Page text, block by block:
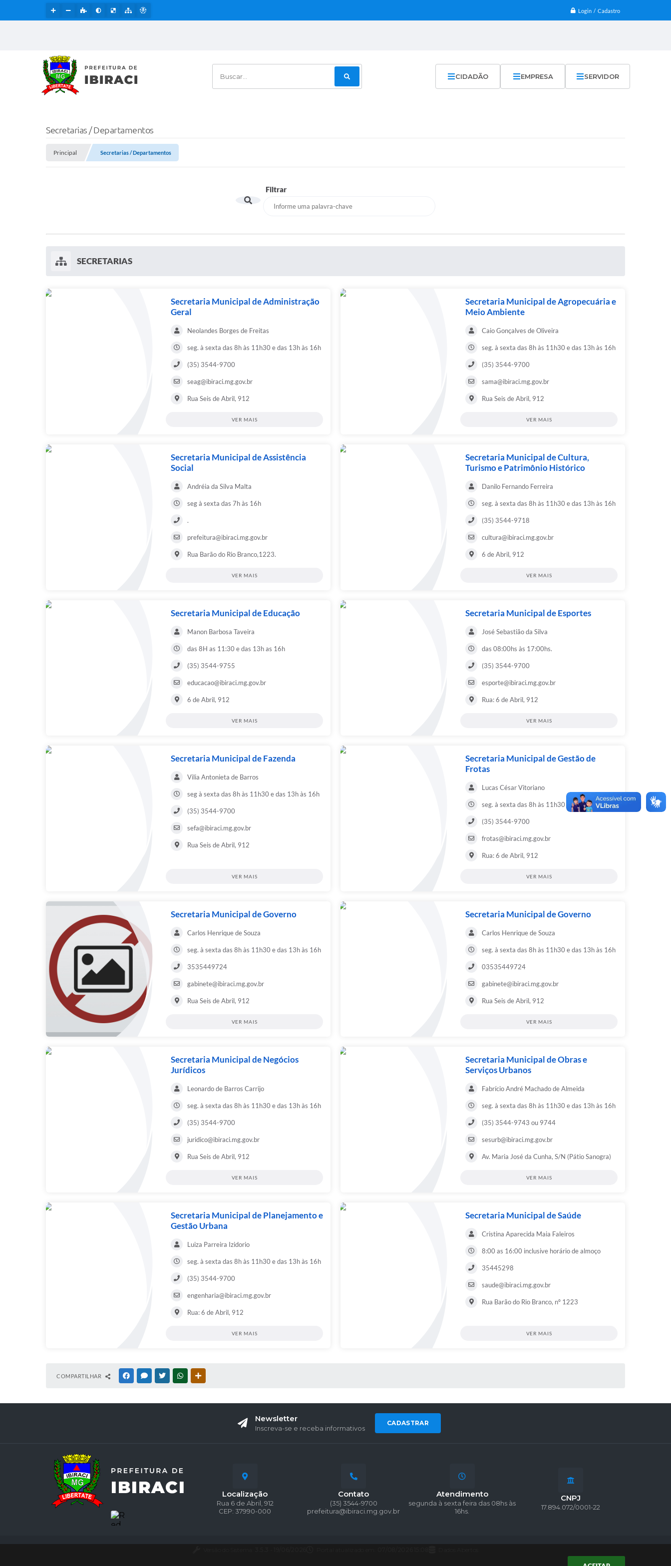
Login / Cadastro
Buscar... CIDADÃO EMPRESA SERVIDOR
Secretarias / Departamentos
Principal Secretarias / Departamentos
Filtrar
SECRETARIAS
Secretaria Municipal de Administração
Geral
Neolandes Borges de Freitas
seg. à sexta das 8h às 11h30 e das 13h às 16h
(35) 3544-9700
seag@ibiraci.mg.gov.br
Rua Seis de Abril, 912
VER MAIS
Secretaria Municipal de Agropecuária e
Meio Ambiente
Caio Gonçalves de Oliveira
seg. à sexta das 8h às 11h30 e das 13h às 16h
(35) 3544-9700
sama@ibiraci.mg.gov.br
Rua Seis de Abril, 912
VER MAIS
Secretaria Municipal de Assistência
Social
Andréia da Silva Malta
seg à sexta das 7h às 16h
.
prefeitura@ibiraci.mg.gov.br
Rua Barão do Rio Branco,1223.
VER MAIS
Secretaria Municipal de Cultura,
Turismo e Patrimônio Histórico
Danilo Fernando Ferreira
seg. à sexta das 8h às 11h30 e das 13h às 16h
(35) 3544-9718
cultura@ibiraci.mg.gov.br
6 de Abril, 912
VER MAIS
Secretaria Municipal de Educação
Manon Barbosa Taveira
das 8H as 11:30 e das 13h as 16h
(35) 3544-9755
educacao@ibiraci.mg.gov.br
6 de Abril, 912
VER MAIS
Secretaria Municipal de Esportes
José Sebastião da Silva
das 08:00hs às 17:00hs.
(35) 3544-9700
esporte@ibiraci.mg.gov.br
Rua: 6 de Abril, 912
VER MAIS
Secretaria Municipal de Fazenda
Vilia Antonieta de Barros
seg à sexta das 8h às 11h30 e das 13h às 16h
(35) 3544-9700
sefa@ibiraci.mg.gov.br
Rua Seis de Abril, 912
VER MAIS
Secretaria Municipal de Gestão de
Frotas
Lucas César Vitoriano
seg. à sexta das 8h às 11h30 e das 13h às 16h
(35) 3544-9700
frotas@ibiraci.mg.gov.br
Rua: 6 de Abril, 912
VER MAIS
Secretaria Municipal de Governo
Carlos Henrique de Souza
seg. à sexta das 8h às 11h30 e das 13h às 16h
3535449724
gabinete@ibiraci.mg.gov.br
Rua Seis de Abril, 912
VER MAIS
Secretaria Municipal de Governo
Carlos Henrique de Souza
seg. à sexta das 8h às 11h30 e das 13h às 16h
03535449724
gabinete@ibiraci.mg.gov.br
Rua Seis de Abril, 912
VER MAIS
Secretaria Municipal de Negócios
Jurídicos
Leonardo de Barros Carrijo
seg. à sexta das 8h às 11h30 e das 13h às 16h
(35) 3544-9700
juridico@ibiraci.mg.gov.br
Rua Seis de Abril, 912
VER MAIS
Secretaria Municipal de Obras e
Serviços Urbanos
Fabrício André Machado de Almeida
seg. à sexta das 8h às 11h30 e das 13h às 16h
(35) 3544-9743 ou 9744
sesurb@ibiraci.mg.gov.br
Av. Maria José da Cunha, S/N (Pátio Sanogra)
VER MAIS
Secretaria Municipal de Planejamento e
Gestão Urbana
Luiza Parreira Izidorio
seg. à sexta das 8h às 11h30 e das 13h às 16h
(35) 3544-9700
engenharia@ibiraci.mg.gov.br
Rua: 6 de Abril, 912
VER MAIS
Secretaria Municipal de Saúde
Cristina Aparecida Maia Faleiros
8:00 as 16:00 inclusive horário de almoço
35445298
saude@ibiraci.mg.gov.br
Rua Barão do Rio Branco, nº 1223
VER MAIS
COMPARTILHAR FACEBOOKMESSENGER
TWITTERWHATSAPP
Newsletter
Inscreva-se e receba informativos
CADASTRAR
Localização
Rua 6 de Abril, 912
CEP: 37990-000
Contato
(35) 3544-9700
prefeitura@ibiraci.mg.gov.br
Atendimento
segunda à sexta feira das 08hs às
16hs.
CNPJ
17.894.072/0001-22